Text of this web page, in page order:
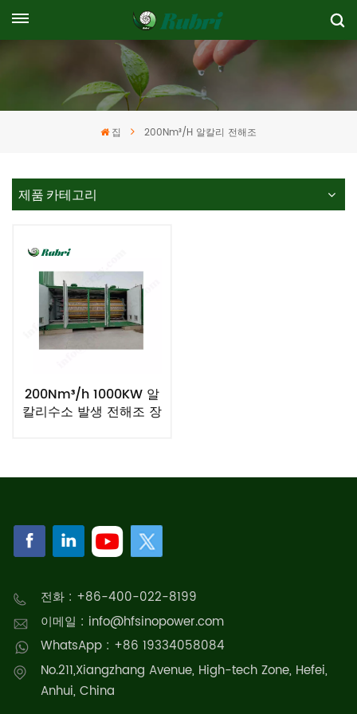
집 200Nm³/h 알칼리 전해조
제품 카테고리
200Nm³/h 1000KW 알
칼리수소 발생 전해조 장
전화 : +86-400-022-8199
이메일 : info@hfsinopower.com
WhatsApp : +86 19334058084
No.211,Xiangzhang Avenue, High-tech Zone, Hefei,
Anhui, China